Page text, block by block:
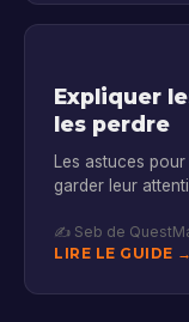
Expliquer
les perdre
Les astuces
garder leur
✍️ Seb de
LIRE LE GUIDE →